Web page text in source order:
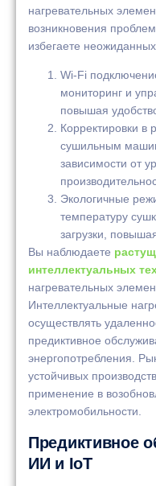
нагревательных
возникновения
избегаете
Wi-Fi
мониторинг и
повышая
Корректировки в
сушильным
зависимости от
Экологичные
температуру
загрузки,
Вы наблюдаете
интеллектуальных
нагревательных
Интеллектуальные
осуществлять
предиктивное
энергопотребления.
устойчивых
применение в
электромобильности.
Предиктивное
ИИ и IoT